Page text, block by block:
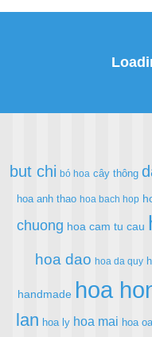
but chi bó hoa cây thông
hoa anh thao hoa bach hop
chuong hoa cam tu cau
hoa dao hoa da quy
handmade hoa
lan hoa ly hoa mai hoa